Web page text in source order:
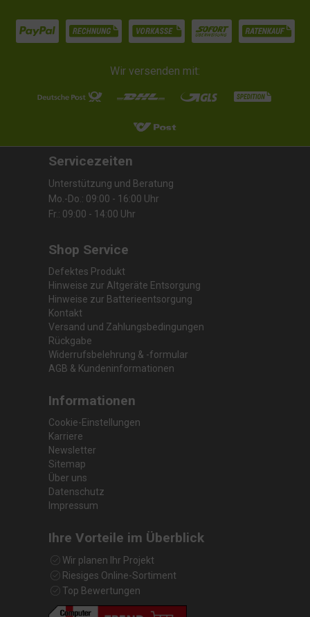
Wir versenden mit:
Servicezeiten
Unterstützung und Beratung
Mo.-Do.: 09:00 - 16:00 Uhr
Fr.: 09:00 - 14:00 Uhr
Shop Service
Defektes Produkt
Hinweise zur Altgeräte Entsorgung
Hinweise zur Batterieentsorgung
Kontakt
Versand und Zahlungsbedingungen
Rückgabe
Widerrufsbelehrung & -formular
AGB & Kundeninformationen
Informationen
Cookie-Einstellungen
Karriere
Newsletter
Sitemap
Über uns
Datenschutz
Impressum
Ihre Vorteile im Überblick
Wir planen Ihr Projekt
Riesiges Online-Sortiment
Top Bewertungen